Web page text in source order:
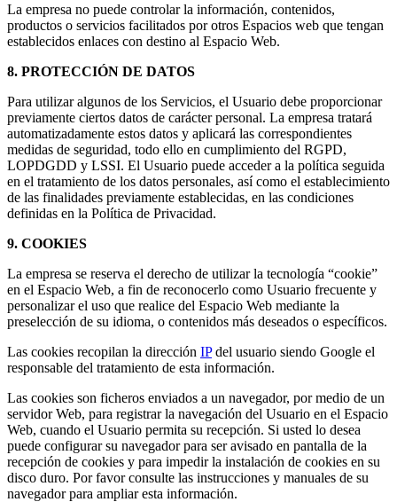
La empresa no puede controlar la información, contenidos,
productos o servicios facilitados por otros Espacios web que tengan
establecidos enlaces con destino al Espacio Web.
8. PROTECCIÓN DE DATOS
Para utilizar algunos de los Servicios, el Usuario debe proporcionar
previamente ciertos datos de carácter personal. La empresa tratará
automatizadamente estos datos y aplicará las correspondientes
medidas de seguridad, todo ello en cumplimiento del RGPD,
LOPDGDD y LSSI. El Usuario puede acceder a la política seguida
en el tratamiento de los datos personales, así como el establecimiento
de las finalidades previamente establecidas, en las condiciones
definidas en la Política de Privacidad.
9. COOKIES
La empresa se reserva el derecho de utilizar la tecnología “cookie”
en el Espacio Web, a fin de reconocerlo como Usuario frecuente y
personalizar el uso que realice del Espacio Web mediante la
preselección de su idioma, o contenidos más deseados o específicos.
Las cookies recopilan la dirección IPdel usuario siendo Google el
responsable del tratamiento de esta información.
Las cookies son ficheros enviados a un navegador, por medio de un
servidor Web, para registrar la navegación del Usuario en el Espacio
Web, cuando el Usuario permita su recepción. Si usted lo desea
puede configurar su navegador para ser avisado en pantalla de la
recepción de cookies y para impedir la instalación de cookies en su
disco duro. Por favor consulte las instrucciones y manuales de su
navegador para ampliar esta información.